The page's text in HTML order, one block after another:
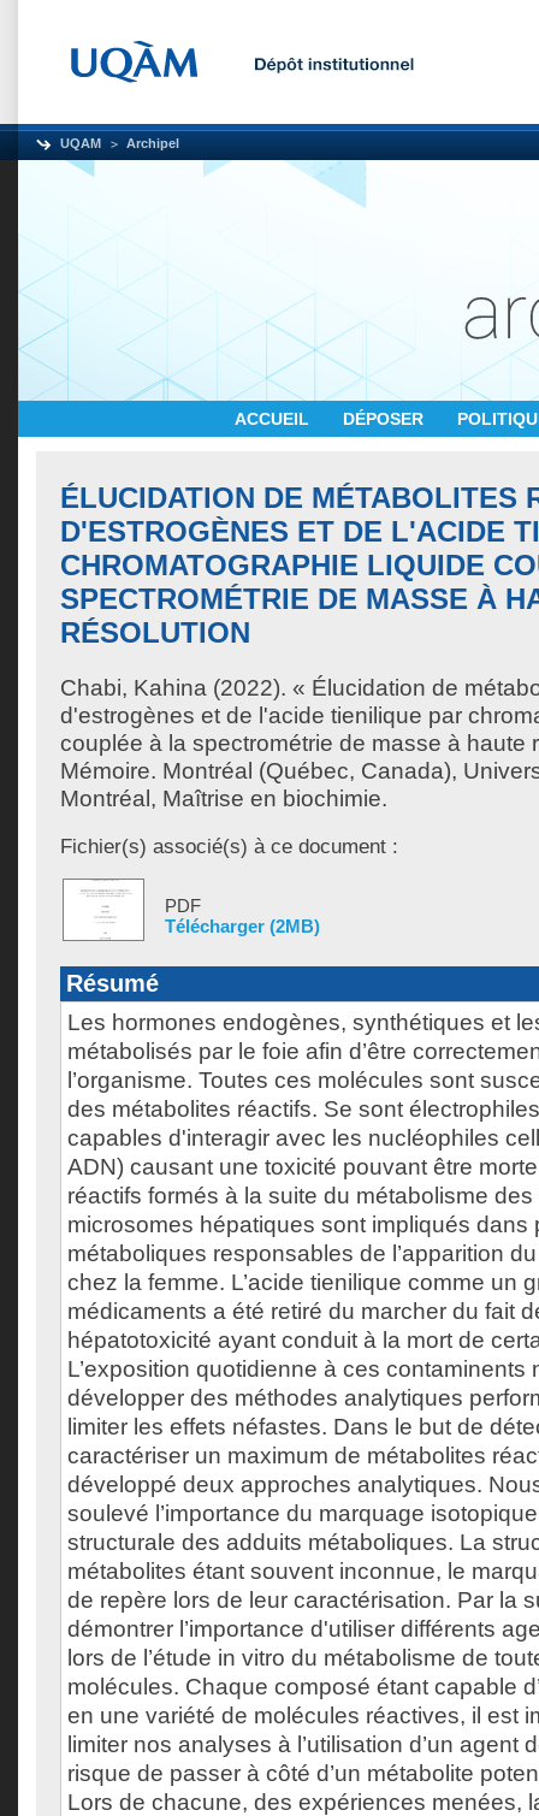
UQAM Archipel
ACCUEIL DÉPOSER
ÉLUCIDATION DE MÉTABOLITES
D'ESTROGÈNES ET DE L'ACIDE
CHROMATOGRAPHIE LIQUIDE
SPECTROMÉTRIE DE MASSE À
RÉSOLUTION
Chabi, Kahina (2022). « Élucidation de
d'estrogènes et de l'acide tienilique par
couplée à la spectrométrie de masse à haute
Mémoire. Montréal (Québec, Canada),
Montréal, Maîtrise en biochimie.
Fichier(s) associé(s) à ce document :
PDF
Télécharger (2MB)
Résumé
Les hormones endogènes, synthétiques et
métabolisés par le foie afin d’être
l’organisme. Toutes ces molécules sont
des métabolites réactifs. Se sont
capables d'interagir avec les nucléophiles
ADN) causant une toxicité pouvant être
réactifs formés à la suite du métabolisme
microsomes hépatiques sont impliqués dans
métaboliques responsables de l’apparition
chez la femme. L’acide tienilique comme un
médicaments a été retiré du marcher du fait
hépatotoxicité ayant conduit à la mort de
L’exposition quotidienne à ces contaminents
développer des méthodes analytiques
limiter les effets néfastes. Dans le but de
caractériser un maximum de métabolites
développé deux approches analytiques.
soulevé l’importance du marquage
structurale des adduits métaboliques. La
métabolites étant souvent inconnue, le
de repère lors de leur caractérisation. Par la
démontrer l’importance d'utiliser différents
lors de l’étude in vitro du métabolisme de
molécules. Chaque composé étant capable
en une variété de molécules réactives, il est
limiter nos analyses à l’utilisation d’un agent
risque de passer à côté d’un métabolite
Lors de chacune, des expériences menées,